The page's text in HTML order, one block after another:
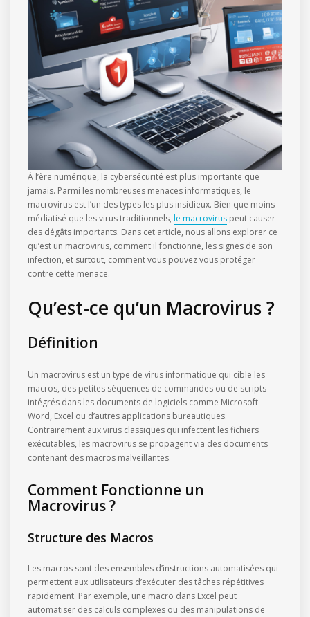
À l’ère numérique, la cybersécurité est plus importante que
jamais. Parmi les nombreuses menaces informatiques, le
macrovirus est l’un des types les plus insidieux. Bien que moins
médiatisé que les virus traditionnels, le macrovirus peut causer
des dégâts importants. Dans cet article, nous allons explorer ce
qu’est un macrovirus, comment il fonctionne, les signes de son
infection, et surtout, comment vous pouvez vous protéger
contre cette menace.
Qu’est-ce qu’un Macrovirus ?
Définition
Un macrovirus est un type de virus informatique qui cible les
macros, des petites séquences de commandes ou de scripts
intégrés dans les documents de logiciels comme Microsoft
Word, Excel ou d’autres applications bureautiques.
Contrairement aux virus classiques qui infectent les fichiers
exécutables, les macrovirus se propagent via des documents
contenant des macros malveillantes.
Comment Fonctionne un
Macrovirus ?
Structure des Macros
Les macros sont des ensembles d’instructions automatisées qui
permettent aux utilisateurs d’exécuter des tâches répétitives
rapidement. Par exemple, une macro dans Excel peut
automatiser des calculs complexes ou des manipulations de